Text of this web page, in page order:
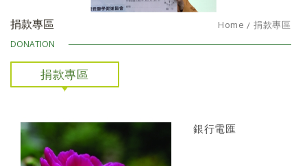
DONATION
捐款專區 Home 捐款專區
捐款專區
銀行電匯